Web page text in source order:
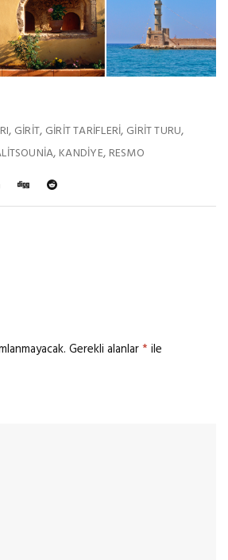
, GIRIT, GIRIT TARIFLERI, GIRIT TURU,
, KANDIYE, RESMO
Gerekli alanlar* ile